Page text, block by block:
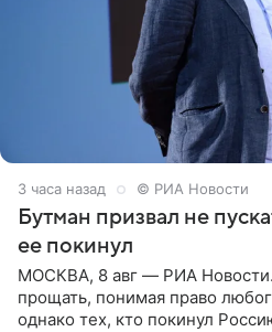
3 часа назад © РИА Новости
Бутман призвал не
ее покинул
МОСКВА, 8 авг — РИА
прощать, понимая право
однако тех, кто покинул